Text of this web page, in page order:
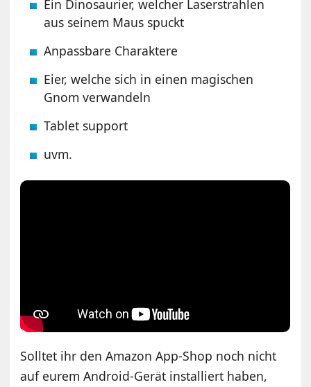
Ein Dinosaurier, welcher Laserstrahlen
aus seinem Maus spuckt
Anpassbare Charaktere
Eier, welche sich in einen magischen
Gnom verwandeln
Tablet support
uvm.
Solltet ihr den Amazon App-Shop noch nicht
auf eurem Android-Gerät installiert haben,